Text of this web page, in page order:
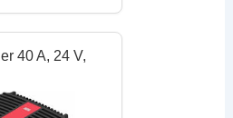
40 A, 24 V,